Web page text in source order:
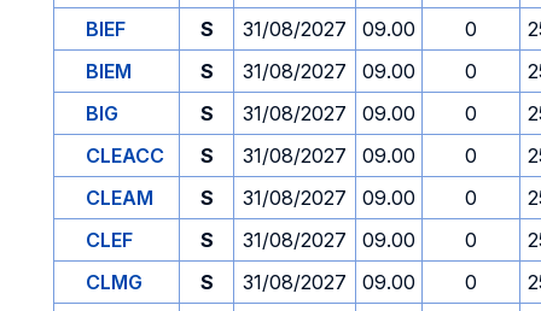
BIEF
S 31/08/2027 09.00 0
BIEM
S 31/08/2027 09.00 0
BIG
S 31/08/2027 09.00 0
CLEACC
S 31/08/2027 09.00 0
CLEAM
S 31/08/2027 09.00 0
CLEF
S 31/08/2027 09.00 0
CLMG
S 31/08/2027 09.00 0